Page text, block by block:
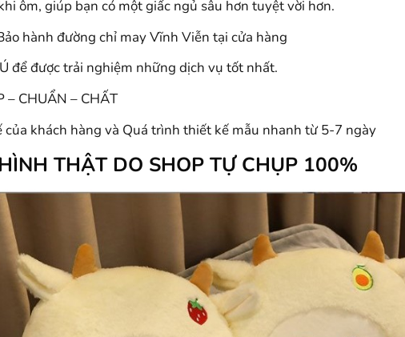
ôm, giúp bạn có một giấc ngủ sâu hơn tuyệt vời hơn.
hành đường chỉ may Vĩnh Viễn tại cửa hàng
để được trải nghiệm những dịch vụ tốt nhất.
– CHUẨN – CHẤT
khách hàng và Quá trình thiết kế mẫu nhanh từ 5-7 ngày
THẬT DO SHOP TỰ CHỤP 100%